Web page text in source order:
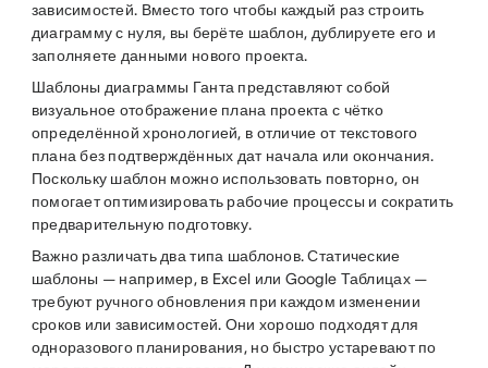
зависимостей. Вместо того чтобы каждый раз строить
диаграмму с нуля, вы берёте шаблон, дублируете его и
заполняете данными нового проекта.
Шаблоны диаграммы Ганта представляют собой
визуальное отображение плана проекта с чётко
определённой хронологией, в отличие от текстового
плана без подтверждённых дат начала или окончания.
Поскольку шаблон можно использовать повторно, он
помогает оптимизировать рабочие процессы и сократить
предварительную подготовку.
Важно различать два типа шаблонов. Статические
шаблоны — например, в Excel или Google Таблицах —
требуют ручного обновления при каждом изменении
сроков или зависимостей. Они хорошо подходят для
одноразового планирования, но быстро устаревают по